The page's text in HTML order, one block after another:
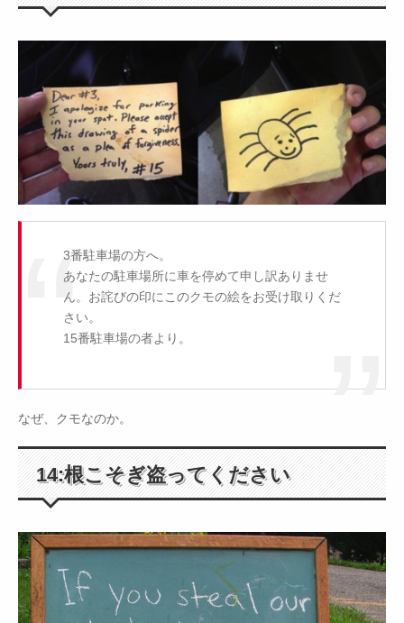
3番駐車場の方へ。
あなたの駐車場所に車を停めて申し訳ありませ
ん。お詫びの印にこのクモの絵をお受け取りくだ
さい。
15番駐車場の者より。
なぜ、クモなのか。
14:根こそぎ盗ってください